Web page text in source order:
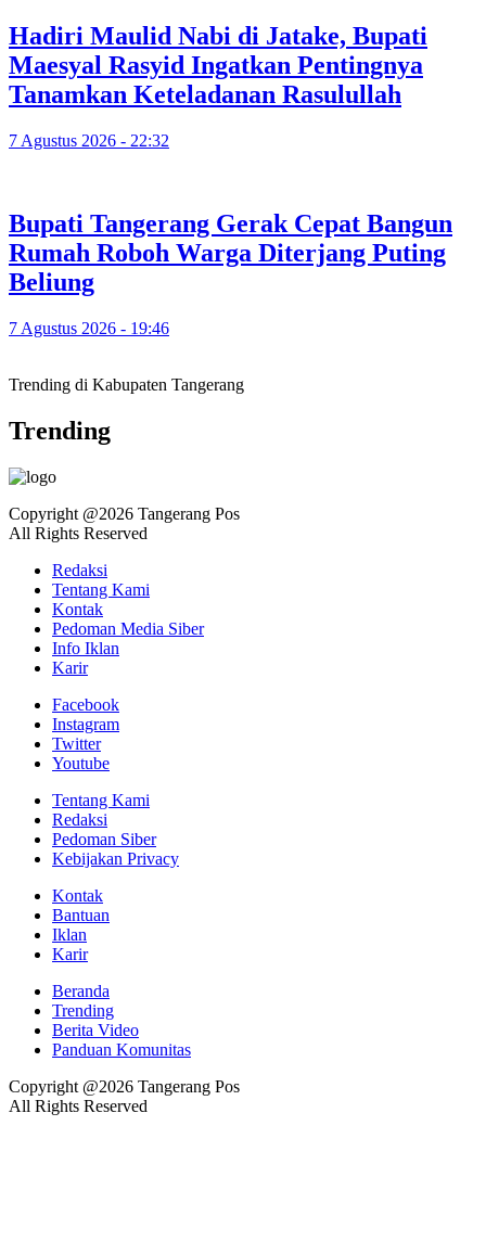
Hadiri Maulid Nabi di Jatake, Bupati
Maesyal Rasyid Ingatkan Pentingnya
Tanamkan Keteladanan Rasulullah
7 Agustus 2026 - 22:32
Bupati Tangerang Gerak Cepat Bangun
Rumah Roboh Warga Diterjang Puting
Beliung
7 Agustus 2026 - 19:46
Trending di Kabupaten Tangerang
Trending
Copyright @2026 Tangerang Pos
All Rights Reserved
Redaksi
Tentang Kami
Kontak
Pedoman Media Siber
Info Iklan
Karir
Facebook
Instagram
Twitter
Youtube
Tentang Kami
Redaksi
Pedoman Siber
Kebijakan Privacy
Kontak
Bantuan
Iklan
Karir
Beranda
Trending
Berita Video
Panduan Komunitas
Copyright @2026 Tangerang Pos
All Rights Reserved